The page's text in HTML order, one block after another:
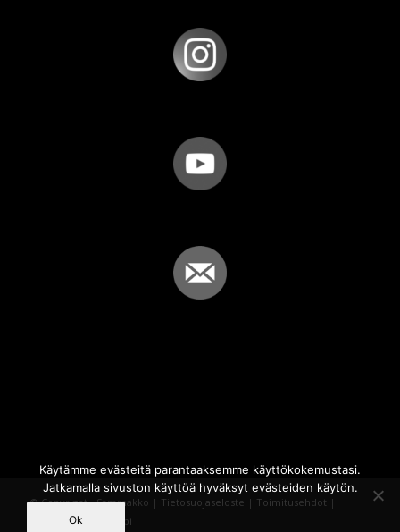
© Copyright - Sammakko | Tietosuojaseloste | Toimitusehdot |
Powered by
iQWebbi
Käytämme evästeitä parantaaksemme käyttökokemustasi.
Jatkamalla sivuston käyttöä hyväksyt evästeiden käytön.
Ok